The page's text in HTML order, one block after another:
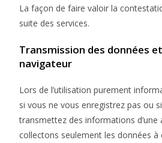
La façon de faire valoir la
suite des services.
Transmission des données
navigateur
Lors de l’utilisation purement
si vous ne vous enregistrez pas ou
transmettez des informations d’une
collectons seulement les données à